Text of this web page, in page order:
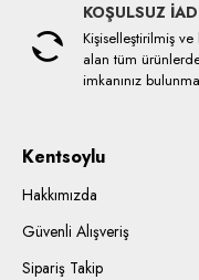
KOŞULSUZ
Kişiselleştirilmiş
alan tüm
imkanınız
Kentsoylu
Hakkımızda
Güvenli Alışveriş
Sipariş Takip